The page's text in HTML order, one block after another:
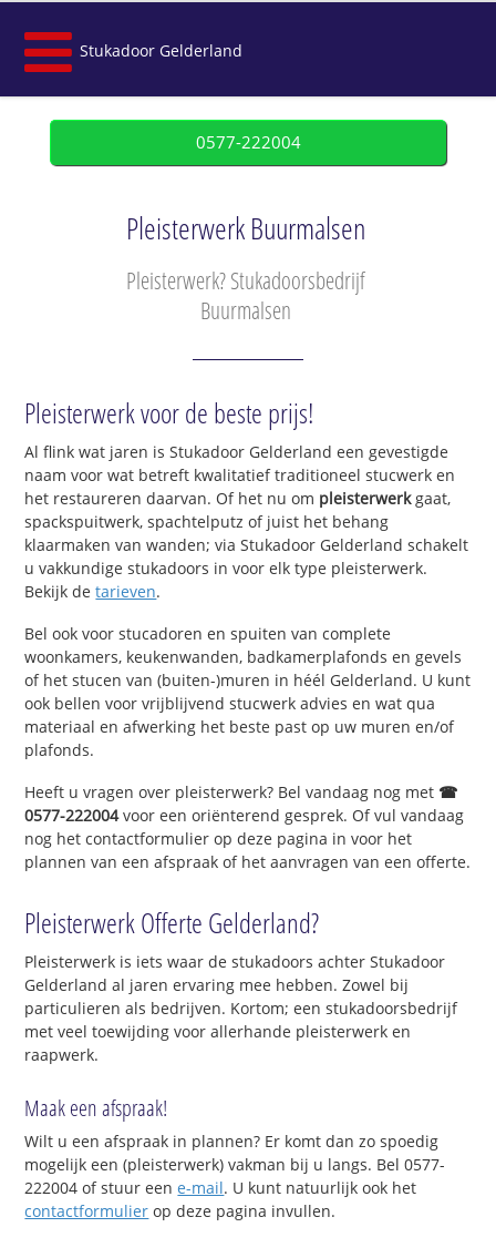
Stukadoor Gelderland
0577-222004
Pleisterwerk Buurmalsen
Pleisterwerk? Stukadoorsbedrijf
Buurmalsen
Pleisterwerk voor de beste prijs!
Al flink wat jaren is Stukadoor Gelderland een gevestigde
naam voor wat betreft kwalitatief traditioneel stucwerk en
het restaureren daarvan. Of het nu om pleisterwerkgaat,
spackspuitwerk, spachtelputz of juist het behang
klaarmaken van wanden; via Stukadoor Gelderland schakelt
u vakkundige stukadoors in voor elk type pleisterwerk.
Bekijk detarieven.
Bel ook voor stucadoren en spuiten van complete
woonkamers, keukenwanden, badkamerplafonds en gevels
of het stucen van (buiten-)muren in héél Gelderland. U kunt
ook bellen voor vrijblijvend stucwerk advies en wat qua
materiaal en afwerking het beste past op uw muren en/of
plafonds.
Heeft u vragen over pleisterwerk? Bel vandaag nog met ☎
0577-222004voor een oriënterend gesprek. Of vul vandaag
nog het contactformulier op deze pagina in voor het
plannen van een afspraak of het aanvragen van een offerte.
Pleisterwerk Offerte Gelderland?
Pleisterwerk is iets waar de stukadoors achter Stukadoor
Gelderland al jaren ervaring mee hebben. Zowel bij
particulieren als bedrijven. Kortom; een stukadoorsbedrijf
met veel toewijding voor allerhande pleisterwerk en
raapwerk.
Maak een afspraak!
Wilt u een afspraak in plannen? Er komt dan zo spoedig
mogelijk een (pleisterwerk) vakman bij u langs. Bel 0577-
222004 of stuur eene-mail. U kunt natuurlijk ook het
contactformulier op deze pagina invullen.